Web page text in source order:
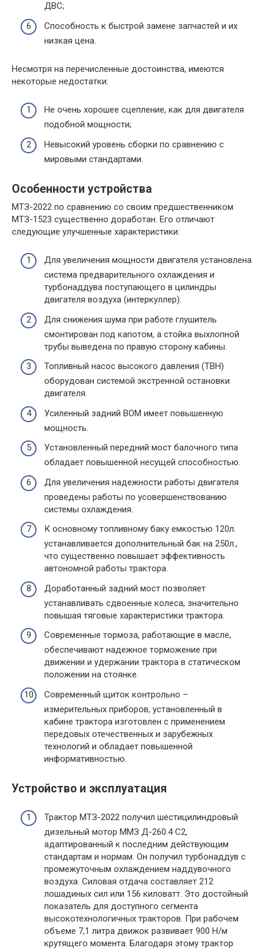
ДВС;
Способность к быстрой замене запчастей и их
низкая цена.
Несмотря на перечисленные достоинства, имеются
некоторые недостатки:
Не очень хорошее сцепление, как для двигателя
подобной мощности;
Невысокий уровень сборки по сравнению с
мировыми стандартами.
Особенности устройства
МТЗ-2022 по сравнению со своим предшественником
МТЗ-1523 существенно доработан. Его отличают
следующие улучшенные характеристики:
Для увеличения мощности двигателя установлена
система предварительного охлаждения и
турбонаддува поступающего в цилиндры
двигателя воздуха (интеркуллер).
Для снижения шума при работе глушитель
смонтирован под капотом, а стойка выхлопной
трубы выведена по правую сторону кабины.
Топливный насос высокого давления (ТВН)
оборудован системой экстренной остановки
двигателя.
Усиленный задний ВОМ имеет повышенную
мощность.
Установленный передний мост балочного типа
обладает повышенной несущей способностью.
Для увеличения надежности работы двигателя
проведены работы по усовершенствованию
системы охлаждения.
К основному топливному баку емкостью 120л.
устанавливается дополнительный бак на 250л.,
что существенно повышает эффективность
автономной работы трактора.
Доработанный задний мост позволяет
устанавливать сдвоенные колеса, значительно
повышая тяговые характеристики трактора.
Современные тормоза, работающие в масле,
обеспечивают надежное торможение при
движении и удержании трактора в статическом
положении на стоянке.
Современный щиток контрольно –
измерительных приборов, установленный в
кабине трактора изготовлен с применением
передовых отечественных и зарубежных
технологий и обладает повышенной
информативностью.
Устройство и эксплуатация
Трактор МТЗ-2022 получил шестицилиндровый
дизельный мотор ММЗ Д-260.4 С2,
адаптированный к последним действующим
стандартам и нормам. Он получил турбонаддув с
промежуточным охлаждением наддувочного
воздуха. Силовая отдача составляет 212
лошадиных сил или 156 киловатт. Это достойный
показатель для доступного сегмента
высокотехнологичных тракторов. При рабочем
объеме 7,1 литра движок развивает 900 Н/м
крутящего момента. Благодаря этому трактор